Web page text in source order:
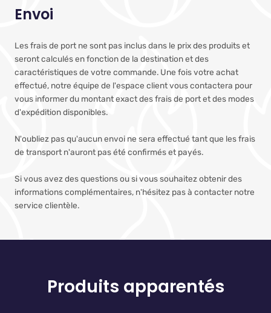
Envoi
Les frais de port ne sont pas inclus dans le prix des produits et
seront calculés en fonction de la destination et des
caractéristiques de votre commande. Une fois votre achat
effectué, notre équipe de l'espace client vous contactera pour
vous informer du montant exact des frais de port et des modes
d'expédition disponibles.
N'oubliez pas qu'aucun envoi ne sera effectué tant que les frais
de transport n'auront pas été confirmés et payés.
Si vous avez des questions ou si vous souhaitez obtenir des
informations complémentaires, n'hésitez pas à contacter notre
service clientèle.
Produits apparentés